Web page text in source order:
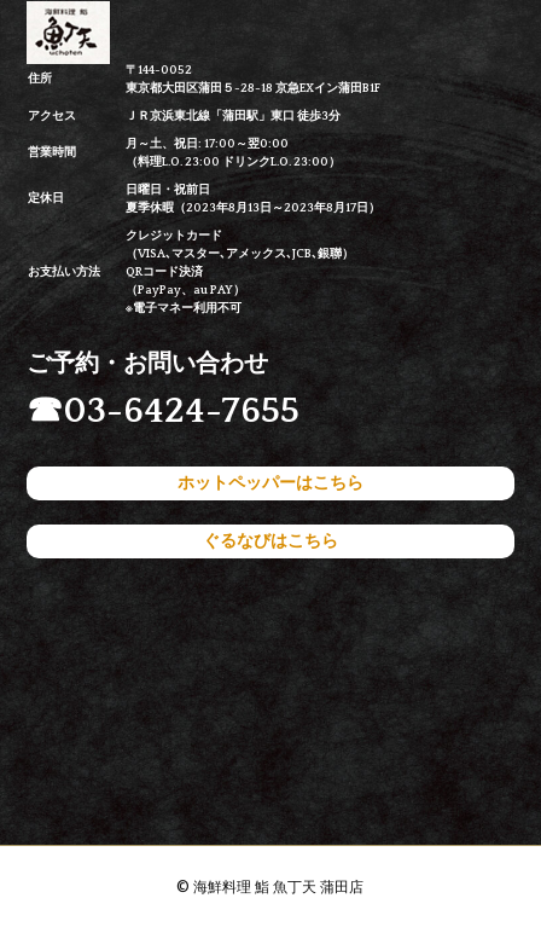
住所
〒144-0052
東京都大田区蒲田５-28-18 京急EXイン蒲田B1F
アクセス ＪＲ京浜東北線「蒲田駅」東口 徒歩3分
営業時間
月～土、祝日: 17:00～翌0:00
（料理L.O. 23:00 ドリンクL.O. 23:00）
定休日
日曜日・祝前日
夏季休暇（2023年8月13日～2023年8月17日）
お支払い方法
クレジットカード
（VISA､マスター､アメックス､JCB､銀聯）
QRコード決済
（PayPay、au PAY）
※電子マネー利用不可
ご予約・お問い合わせ
☎03-6424-7655
ホットペッパーはこちら
ぐるなびはこちら
© 海鮮料理 鮨 魚丁天 蒲田店